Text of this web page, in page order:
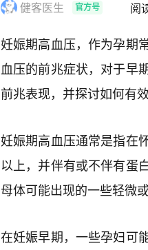
健客医生 官方号 阅
妊娠期高血压，作为孕期
血压的前兆症状，对于早
前兆表现，并探讨如何有
妊娠期高血压通常是指在
以上，并伴有或不伴有蛋
母体可能出现的一些轻微
在妊娠早期，一些孕妇可